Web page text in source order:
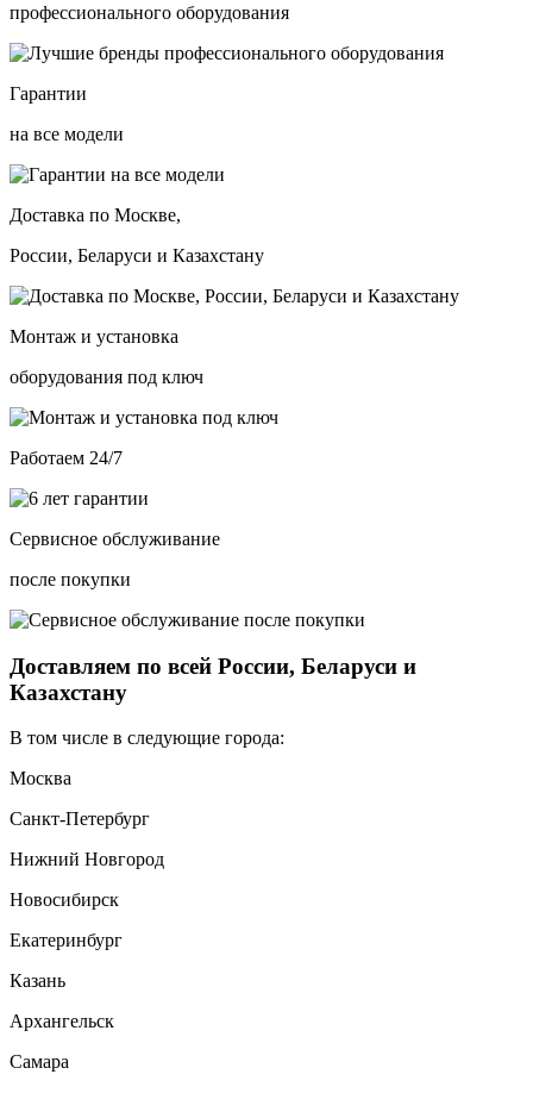
профессионального оборудования
Гарантии
на все модели
Доставка по Москве,
России, Беларуси и Казахстану
Монтаж и установка
оборудования под ключ
Работаем 24/7
Сервисное обслуживание
после покупки
Доставляем по всей России, Беларуси и
Казахстану
В том числе в следующие города:
Москва
Санкт-Петербург
Нижний Новгород
Новосибирск
Екатеринбург
Казань
Архангельск
Самара